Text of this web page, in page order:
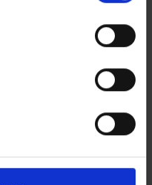
Familien. Ein liebevoll
Atmosphäre.